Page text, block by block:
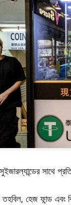
সাথে
হেজ ফান্ড এবং